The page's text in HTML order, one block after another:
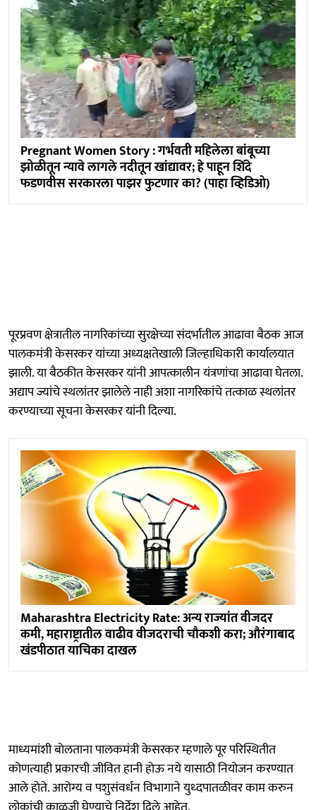
Pregnant Women Story : गर्भवती महिलेला बांबूच्या
झोळीतून न्यावे लागले नदीतून खांद्यावर; हे पाहून शिंदे
फडणवीस सरकारला पाझर फुटणार का? (पाहा व्हिडिओ)
पूरप्रवण क्षेत्रातील नागरिकांच्या सुरक्षेच्या संदर्भातील आढावा बैठक आज
पालकमंत्री केसरकर यांच्या अध्यक्षतेखाली जिल्हाधिकारी कार्यालयात
झाली. या बैठकीत केसरकर यांनी आपत्कालीन यंत्रणांचा आढावा घेतला.
अद्याप ज्यांचे स्थलांतर झालेले नाही अशा नागरिकांचे तत्काळ स्थलांतर
करण्याच्या सूचना केसरकर यांनी दिल्या.
Maharashtra Electricity Rate: अन्य राज्यांत वीजदर
कमी, महाराष्ट्रातील वाढीव वीजदराची चाैकशी करा; औरंगाबाद
खंडपीठात याचिका दाखल
माध्यमांशी बाेलताना पालकमंत्री केसरकर म्हणाले पूर परिस्थितीत
कोणत्याही प्रकारची जीवित हानी हाेऊ नये यासाठी नियोजन करण्यात
आले हाेते. आरोग्य व पशुसंवर्धन विभागाने युध्दपातळीवर काम करुन